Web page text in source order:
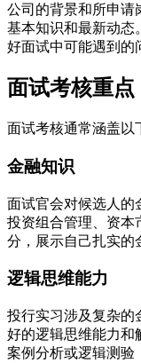
公司的背景和所申请
基本知识和最新动态
好面试中可能遇到的
面试考核重点
面试考核通常涵盖以
金融知识
面试官会对候选人的
投资组合管理、资本
分，展示自己扎实的
逻辑思维能力
投行实习涉及复杂的
好的逻辑思维能力和
案例分析或逻辑测验